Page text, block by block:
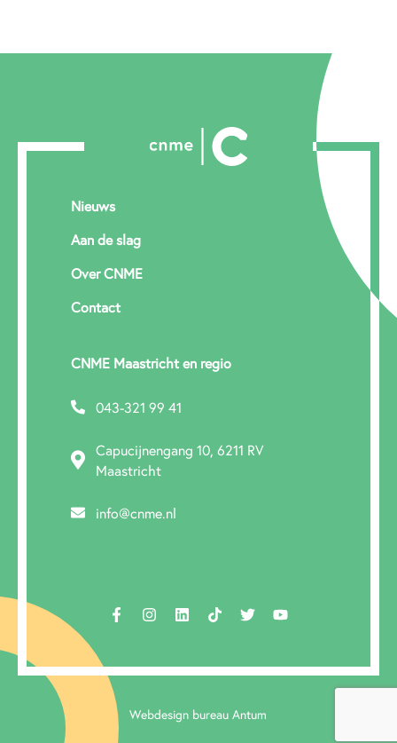
Nieuws
Aan de slag
Over CNME
Contact
CNME Maastricht en regio
043-321 99 41
Capucijnengang 10, 6211 RV
Maastricht
info@cnme.nl
Webdesign bureau Antum